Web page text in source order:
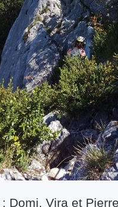
Domi, Vira et